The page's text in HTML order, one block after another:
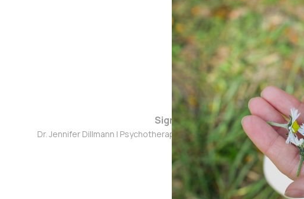
Sign up
Dr. Jennifer Dillmann | Psychotherapie Blog © 2026. Powered by